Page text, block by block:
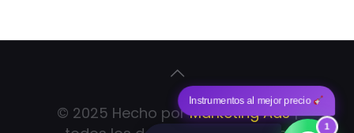
Instrumentos al mejor precio
1
© 2025 Hecho porMarketing Ads|